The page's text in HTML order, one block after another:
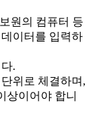
원의 컴퓨터 등
이터를 입력하
.
위로 체결하며,
상이어야 합니